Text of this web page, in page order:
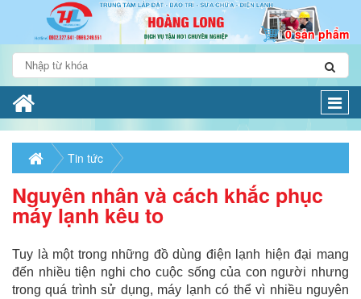
0 sản phẩm
Tin tức
Nguyên nhân và cách khắc phục
máy lạnh kêu to
Tuy là một trong những đồ dùng điện lạnh hiện đại mang
đến nhiều tiện nghi cho cuộc sống của con người nhưng
trong quá trình sử dụng, máy lạnh có thể vì nhiều nguyên